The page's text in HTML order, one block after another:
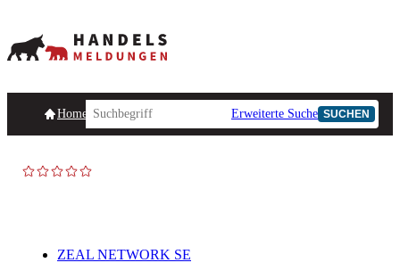
HomepageHandelsmeldungen Ad-Hoc-Meldungen
Erweiterte Suche SUCHEN
ZEAL NETWORK SE